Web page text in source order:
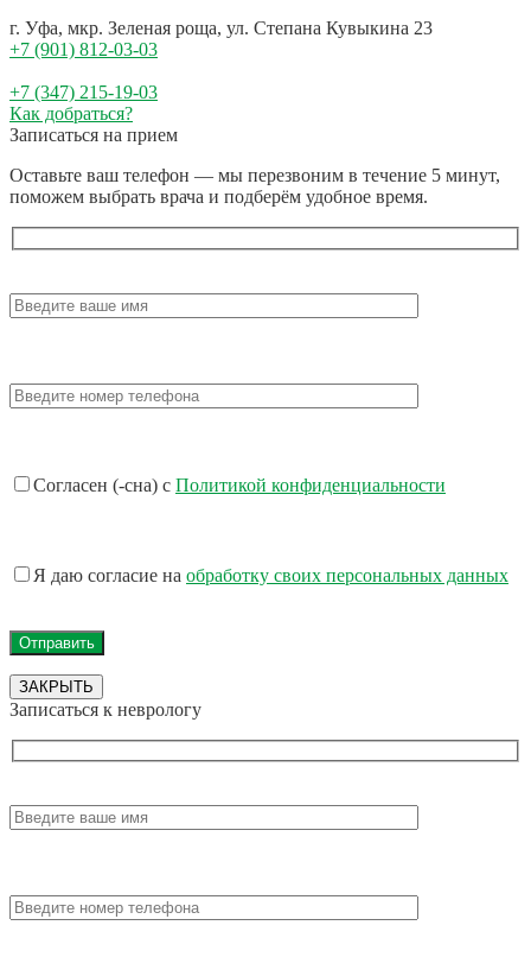
г. Уфа, мкр. Зеленая роща, ул. Степана Кувыкина 23
+7 (901) 812-03-03
+7 (347) 215-19-03
Как добраться?
Записаться на прием
Оставьте ваш телефон — мы перезвоним в течение 5 минут,
поможем выбрать врача и подберём удобное время.
Согласен (-сна) с Политикой конфиденциальности
Я даю согласие на обработку своих персональных данных
ЗАКРЫТЬ
Записаться к неврологу